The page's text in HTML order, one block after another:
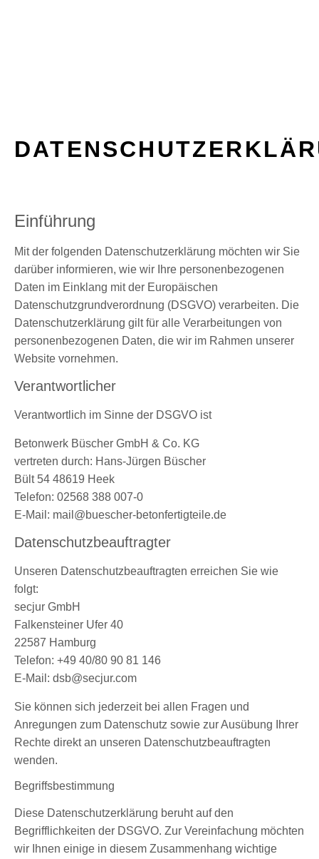
Einführung
Mit der folgenden Datenschutzerklärung möchten wir Sie
darüber informieren, wie wir Ihre personenbezogenen
Daten im Einklang mit der Europäischen
Datenschutzgrundverordnung (DSGVO) verarbeiten. Die
Datenschutzerklärung gilt für alle Verarbeitungen von
personenbezogenen Daten, die wir im Rahmen unserer
Website vornehmen.
Verantwortlicher
Verantwortlich im Sinne der DSGVO ist
Betonwerk Büscher GmbH & Co. KG
vertreten durch: Hans-Jürgen Büscher
Bült 54 48619 Heek
Telefon: 02568 388 007-0
E-Mail: mail@buescher-betonfertigteile.de
Datenschutzbeauftragter
Unseren Datenschutzbeauftragten erreichen Sie wie
folgt:
secjur GmbH
Falkensteiner Ufer 40
22587 Hamburg
Telefon: +49 40/80 90 81 146
E-Mail: dsb@secjur.com
Sie können sich jederzeit bei allen Fragen und
Anregungen zum Datenschutz sowie zur Ausübung Ihrer
Rechte direkt an unseren Datenschutzbeauftragten
wenden.
Begriffsbestimmung
Diese Datenschutzerklärung beruht auf den
Begrifflichkeiten der DSGVO. Zur Vereinfachung möchten
wir Ihnen einige in diesem Zusammenhang wichtige